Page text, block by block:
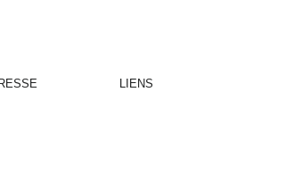
LIENS